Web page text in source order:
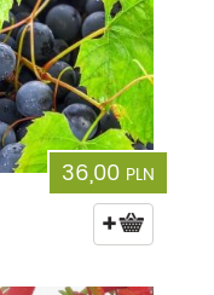
36,00 PLN